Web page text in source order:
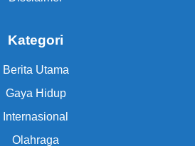
Kategori
Berita Utama
Gaya Hidup
Internasional
Olahraga